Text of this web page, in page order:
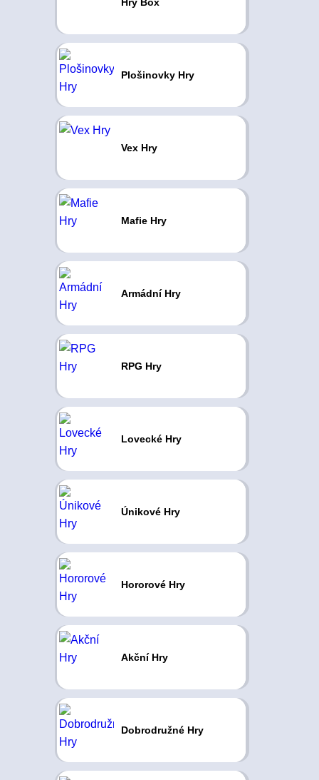
Plošinovky Hry
Vex Hry
Mafie Hry
Armádní Hry
RPG Hry
Lovecké Hry
Únikové Hry
Hororové Hry
Akční Hry
Dobrodružné Hry